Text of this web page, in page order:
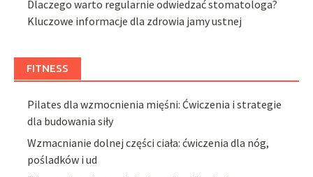
Dlaczego warto regularnie odwiedzać stomatologa?
Kluczowe informacje dla zdrowia jamy ustnej
FITNESS
Pilates dla wzmocnienia mięśni: Ćwiczenia i strategie
dla budowania siły
Wzmacnianie dolnej części ciała: ćwiczenia dla nóg,
pośladków i ud